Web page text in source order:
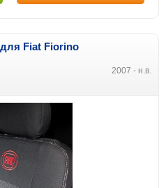
Fiat Fiorino
2007 - н.в.